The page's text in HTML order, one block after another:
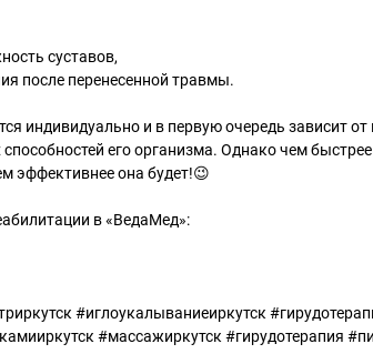
суставов,
после перенесенной травмы.
индивидуально и в первую очередь зависит от
его организма. Однако чем
эффективнее она будет!😉
в «ВедаМед»:
#иглоукалываниеиркутск
#массажиркутск #гирудотерапия